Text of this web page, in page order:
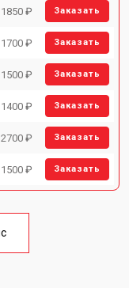
₽ Заказать
₽ Заказать
₽ Заказать
₽ Заказать
₽ Заказать
₽ Заказать